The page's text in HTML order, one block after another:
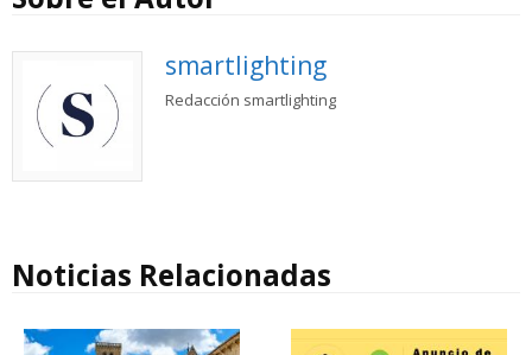
smartlighting
Redacción smartlighting
Noticias Relacionadas